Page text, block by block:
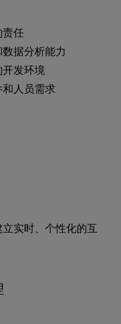
责任
据分析能力
发环境
人员需求
实时、个性化的互